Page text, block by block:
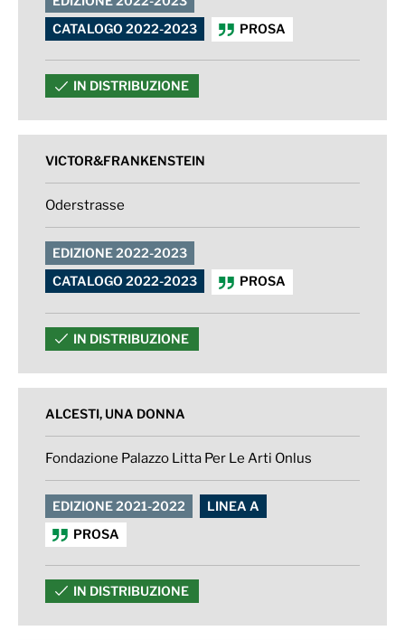
CATALOGO 2022-2023
PROSA
IN DISTRIBUZIONE
VICTOR&FRANKENSTEIN
Oderstrasse
EDIZIONE 2022-2023
CATALOGO 2022-2023
PROSA
IN DISTRIBUZIONE
ALCESTI, UNA DONNA
Fondazione Palazzo Litta Per Le Arti Onlus
EDIZIONE 2021-2022
LINEA A
PROSA
IN DISTRIBUZIONE